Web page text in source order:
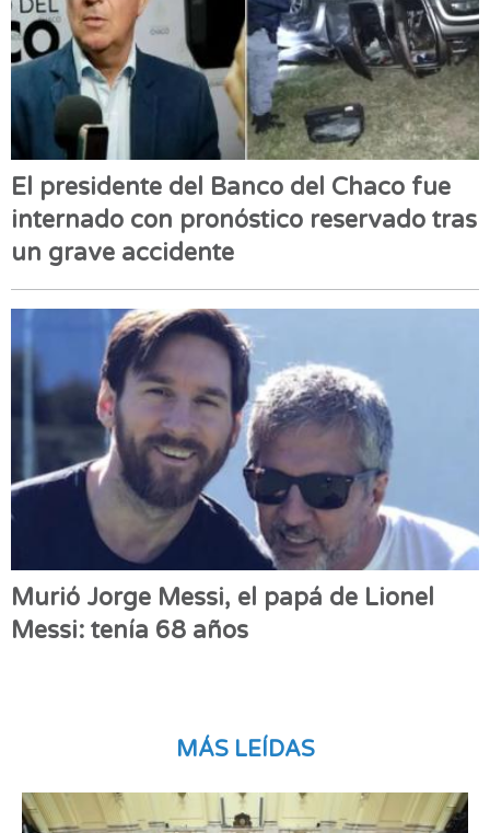
El presidente del Banco del Chaco fue
internado con pronóstico reservado tras
un grave accidente
Murió Jorge Messi, el papá de Lionel
Messi: tenía 68 años
MÁS LEÍDAS